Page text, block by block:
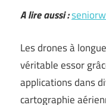
A lire aussi :
Les drones à
véritable essor
applications dans
cartographie